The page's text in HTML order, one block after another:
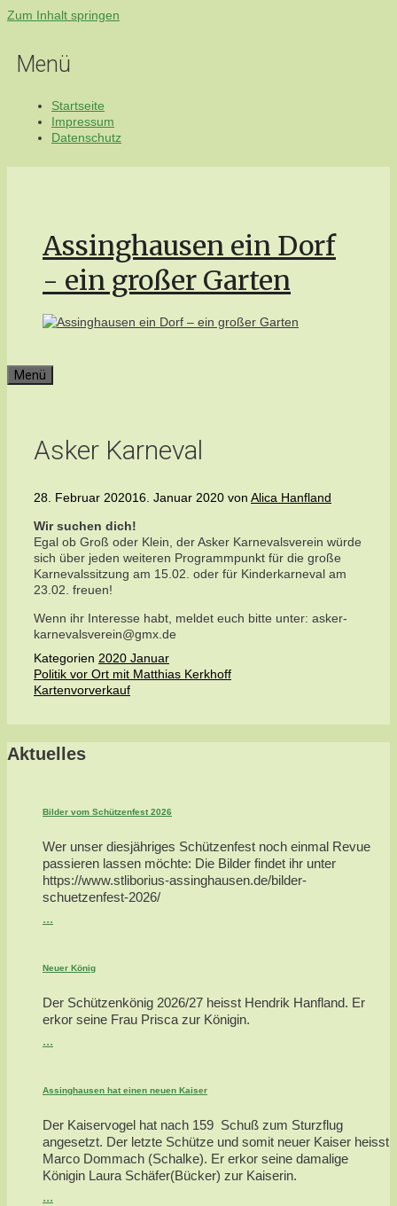
Zum Inhalt springen
Menü
Startseite
Impressum
Datenschutz
Assinghausen ein Dorf
- ein großer Garten
Menü
Asker Karneval
28. Februar 202016. Januar 2020 von Alica Hanfland
Wir suchen dich!
Egal ob Groß oder Klein, der Asker Karnevalsverein würde
sich über jeden weiteren Programmpunkt für die große
Karnevalssitzung am 15.02. oder für Kinderkarneval am
23.02. freuen!
Wenn ihr Interesse habt, meldet euch bitte unter: asker-
karnevalsverein@gmx.de
Kategorien 2020 Januar
Politik vor Ort mit Matthias Kerkhoff
Kartenvorverkauf
Aktuelles
Bilder vom Schützenfest 2026
Wer unser diesjähriges Schützenfest noch einmal Revue
passieren lassen möchte: Die Bilder findet ihr unter
https://www.stliborius-assinghausen.de/bilder-
schuetzenfest-2026/
...
Neuer König
Der Schützenkönig 2026/27 heisst Hendrik Hanfland. Er
erkor seine Frau Prisca zur Königin.
...
Assinghausen hat einen neuen Kaiser
Der Kaiservogel hat nach 159 Schuß zum Sturzflug
angesetzt. Der letzte Schütze und somit neuer Kaiser heisst
Marco Dommach (Schalke). Er erkor seine damalige
Königin Laura Schäfer(Bücker) zur Kaiserin.
...